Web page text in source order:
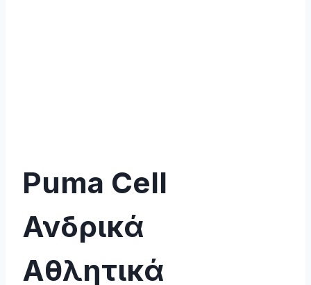
Puma Cell
Ανδρικά
Αθλητικά